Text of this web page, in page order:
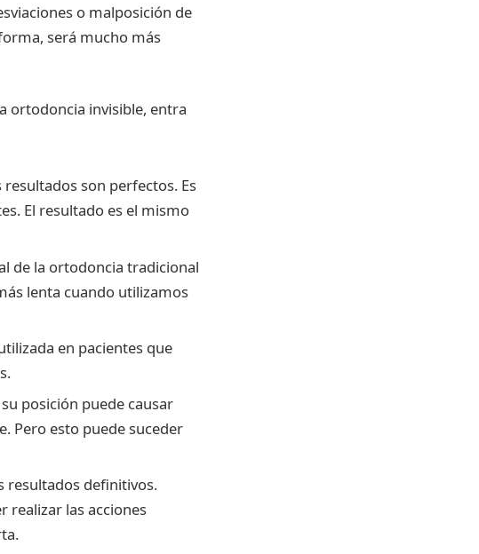
o malposición de
será mucho más
ortodoncia invisible, entra
son perfectos. Es
El resultado es el mismo
de la ortodoncia tradicional
lenta cuando utilizamos
en pacientes que
posición puede causar
Pero esto puede suceder
resultados definitivos.
realizar las acciones